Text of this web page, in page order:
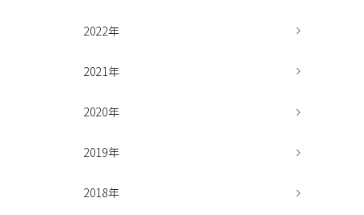
2022年
2021年
2020年
2019年
2018年